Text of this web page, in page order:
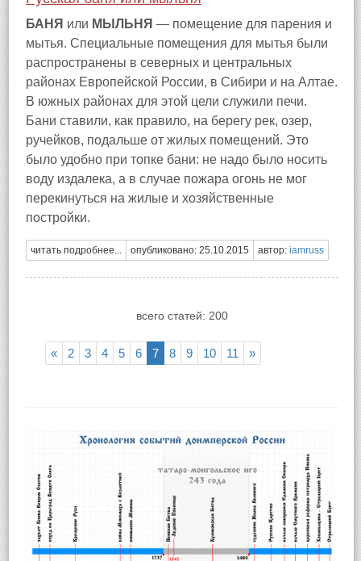
БАНЯ или МЫЛЬНЯ — помещение для парения и
мытья. Специальные помещения для мытья были
распространены в северных и центральных
районах Европейской России, в Сибири и на Алтае.
В южных районах для этой цели служили печи.
Бани ставили, как правило, на берегу рек, озер,
ручейков, подальше от жилых помещений. Это
было удобно при топке бани: не надо было носить
воду издалека, а в случае пожара огонь не мог
перекинуться на жилые и хозяйственные
постройки.
читать подробнее... опубликовано: 25.10.2015 автор: iamruss
всего статей: 200
« 2 3 4 5 6 7 8 9 10 11 »